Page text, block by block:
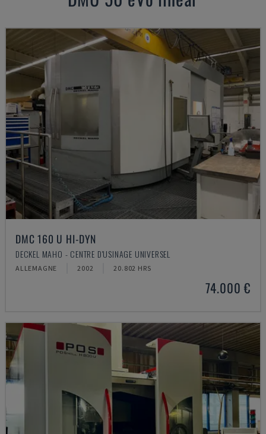
DMC 160 U HI-DYN
DECKEL MAHO - CENTRE D'USINAGE UNIVERSEL
ALLEMAGNE 2002 20.802 HRS
74.000 €